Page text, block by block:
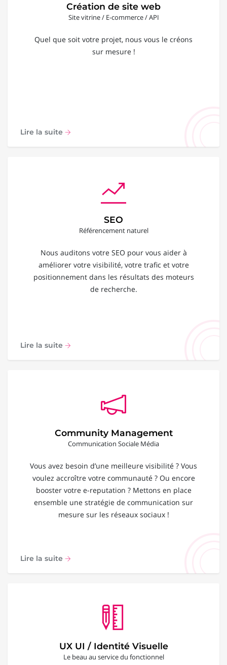
Création de site web
Site vitrine / E-commerce / API
Quel que soit votre projet, nous vous le créons
sur mesure !
Lire la suite
SEO
Référencement naturel
Nous auditons votre SEO pour vous aider à
améliorer votre visibilité, votre trafic et votre
positionnement dans les résultats des moteurs
de recherche.
Lire la suite
Community Management
Communication Sociale Média
Vous avez besoin d’une meilleure visibilité ? Vous
voulez accroître votre communauté ? Ou encore
booster votre e-reputation ? Mettons en place
ensemble une stratégie de communication sur
mesure sur les réseaux sociaux !
Lire la suite
UX UI / Identité Visuelle
Le beau au service du fonctionnel